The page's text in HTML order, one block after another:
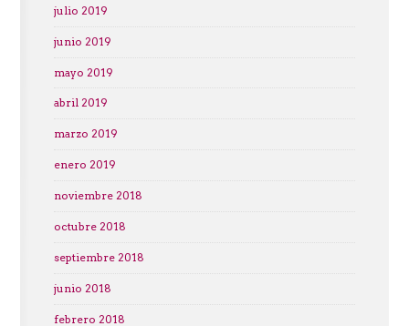
julio 2019
junio 2019
mayo 2019
abril 2019
marzo 2019
enero 2019
noviembre 2018
octubre 2018
septiembre 2018
junio 2018
febrero 2018